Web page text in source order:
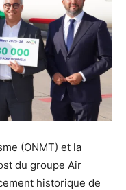
(ONMT) et la
du groupe Air
historique de